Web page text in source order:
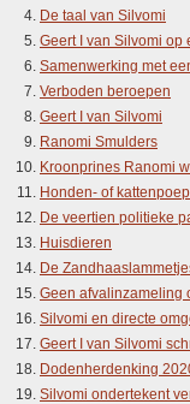
De taal van Silvomi
Geert I van Silvomi op
Samenwerking met
Verboden beroepen
Geert I van Silvomi
Ranomi Smulders
Kroonprines Ranomi
Honden- of
De veertien politieke
Huisdieren
De
Geen afvalinzameling
Silvomi en directe
Geert I van Silvomi
Dodenherdenking
Silvomi ondertekent